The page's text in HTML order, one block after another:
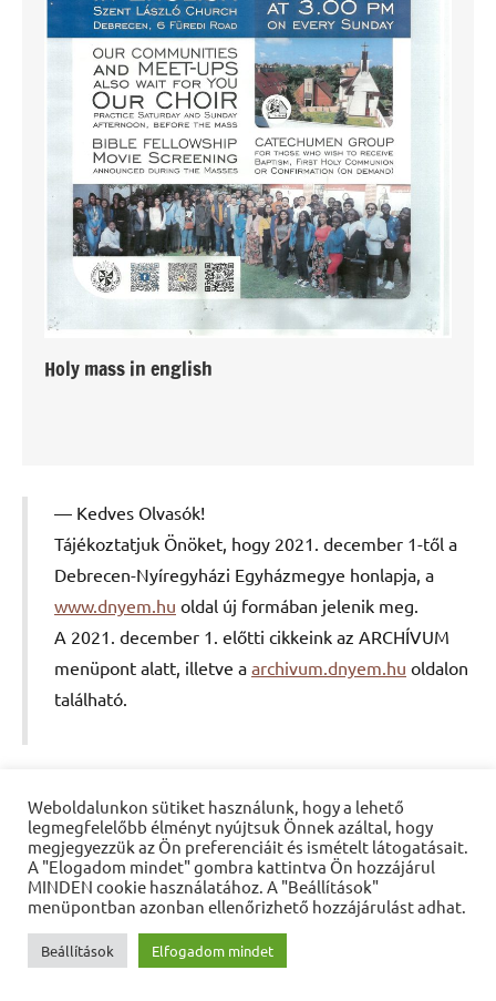
Holy mass in english
Kedves Olvasók!
Tájékoztatjuk Önöket, hogy 2021. december 1-től a
Debrecen-Nyíregyházi Egyházmegye honlapja, a
www.dnyem.hu oldal új formában jelenik meg.
A 2021. december 1. előtti cikkeink az ARCHÍVUM
menüpont alatt, illetve a archivum.dnyem.hu oldalon
található.
Pályázatok
Adományok
Virtuális séta
Weboldalunkon sütiket használunk, hogy a lehető
legmegfelelőbb élményt nyújtsuk Önnek azáltal, hogy
megjegyezzük az Ön preferenciáit és ismételt látogatásait.
A "Elogadom mindet" gombra kattintva Ön hozzájárul
MINDEN cookie használatához. A "Beállítások"
menüpontban azonban ellenőrizhető hozzájárulást adhat.
Beállítások Elfogadom mindet